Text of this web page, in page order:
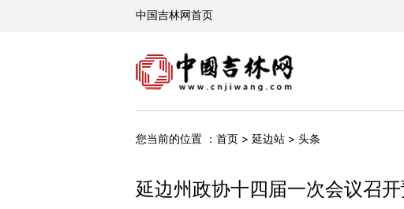
您当前的位置 ： 首页 > 延边站 > 头条
延边州政协十四届一次会议召